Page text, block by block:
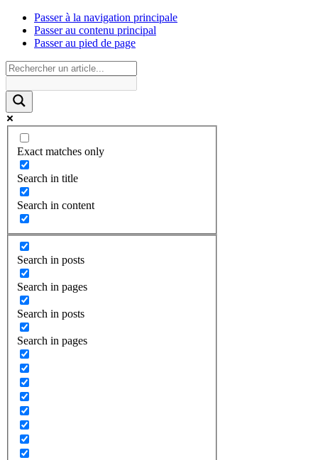
Passer à la navigation principale
Passer au contenu principal
Passer au pied de page
Exact matches only
Search in title
Search in content
Search in posts
Search in pages
Search in posts
Search in pages